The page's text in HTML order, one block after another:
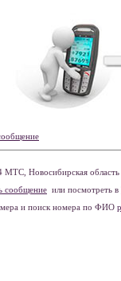
Новосибирская область
сообщение или посмотреть в
и поиск номера по ФИО